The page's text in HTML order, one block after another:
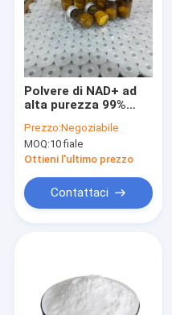
Polvere di NAD+ ad
alta purezza 99%
uso anti-
invecchiamento in
formulazioni
cura della pelle
Prezzo:Negoziabile
MOQ:10 fiale
Ottieni l'ultimo prezzo
Contattaci